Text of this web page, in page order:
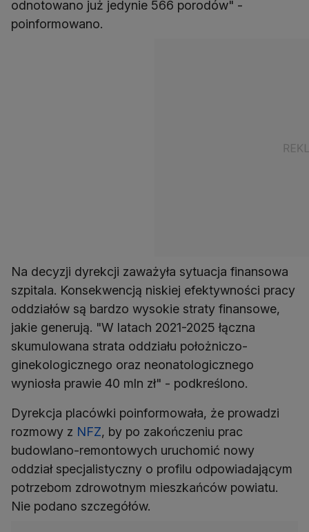
odnotowano już jedynie 566 porodów" -
poinformowano.
Na decyzji dyrekcji zaważyła sytuacja finansowa
szpitala. Konsekwencją niskiej efektywności pracy
oddziałów są bardzo wysokie straty finansowe,
jakie generują. "W latach 2021-2025 łączna
skumulowana strata oddziału położniczo-
ginekologicznego oraz neonatologicznego
wyniosła prawie 40 mln zł" - podkreślono.
Dyrekcja placówki poinformowała, że prowadzi
rozmowy z NFZ, by po zakończeniu prac
budowlano-remontowych uruchomić nowy
oddział specjalistyczny o profilu odpowiadającym
potrzebom zdrowotnym mieszkańców powiatu.
Nie podano szczegółów.